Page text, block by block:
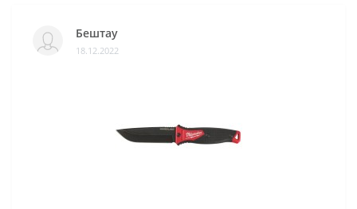
Бештау
18.12.2022